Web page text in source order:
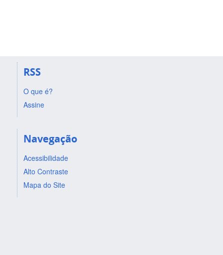
RSS
O que é?
Assine
Navegação
Acessibilidade
Alto Contraste
Mapa do Site